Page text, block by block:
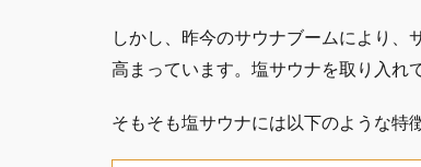
しかし、昨今のサウナブームにより、
高まっています。塩サウナを取り入れ
そもそも塩サウナには以下のような特